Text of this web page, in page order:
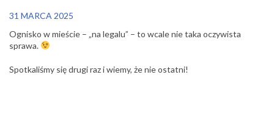
31 MARCA 2025
Ognisko w mieście – „na legalu” – to wcale nie taka oczywista
sprawa.
Spotkaliśmy się drugi raz i wiemy, że nie ostatni!